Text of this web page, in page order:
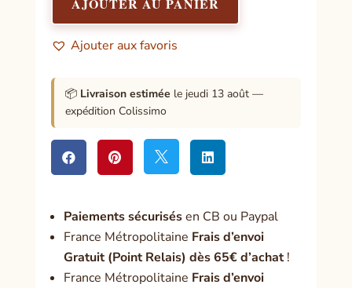
Cheval
Du
PrinceAjouter aux favoris
📦 Livraison estimée le jeudi 13 août —
expédition Colissimo
   
Paiements sécurisésen CB ou Paypal
France Métropolitaine Frais d’envoi
Gratuit (Point Relais) dès 65€ d’achat!
France Métropolitaine Frais d’envoi